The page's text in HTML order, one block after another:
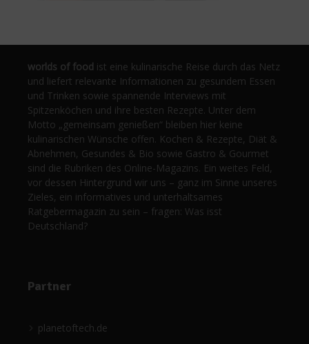
worlds of food ist eine kulinarische Reise durch das Netz
und liefert relevante Informationen zu gesundem Essen
und Trinken sowie spannende Interviews mit
Spitzenköchen und ihre besten Rezepte. Unter dem
Motto „gemeinsam genießen“ bleiben hier keine
kulinarischen Wünsche offen. Kochen & Rezepte, Diät &
Abnehmen, Gesundes & Bio sowie Gastro & Gourmet
sind die Rubriken des Online-Magazins. Ein weites Feld,
vor dessen Hintergrund wir uns – ganz im Sinne unseres
Zieles, ein informatives und unterhaltsames
Ratgebermagazin zu sein – fragen: Was isst
Deutschland?
Partner
planetoftech.de